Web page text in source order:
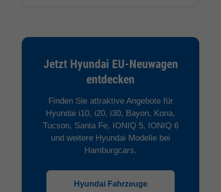
Jetzt Hyundai EU-Neuwagen
entdecken
Finden Sie attraktive Angebote für
Hyundai i10, i20, i30, Bayon, Kona,
Tucson, Santa Fe, IONIQ 5, IONIQ 6
und weitere Hyundai Modelle bei
Hamburgcars.
Hyundai Fahrzeuge